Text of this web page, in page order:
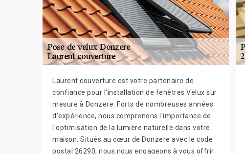
Laurent couverture est votre partenaire de
confiance pour l'installation de fenêtres Velux sur
mesure à Donzere. Forts de nombreuses années
d'expérience, nous comprenons l'importance de
l'optimisation de la lumière naturelle dans votre
maison. Situés au cœur de Donzere avec le code
postal 26290, nous nous engageons à vous offrir